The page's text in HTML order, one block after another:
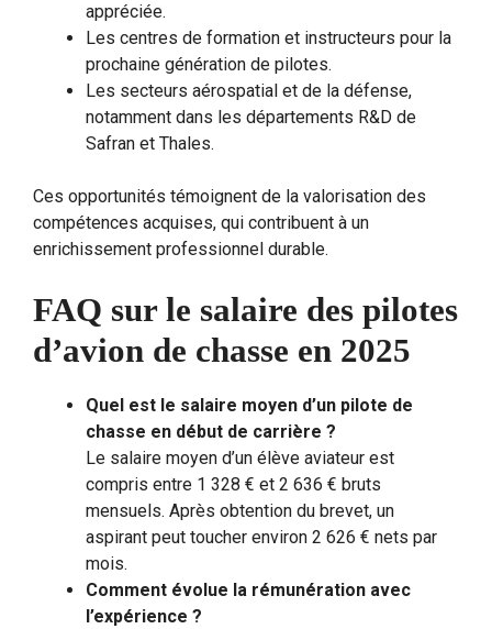
appréciée.
Les centres de formation et instructeurs pour la
prochaine génération de pilotes.
Les secteurs aérospatial et de la défense,
notamment dans les départements R&D de
Safran et Thales.
Ces opportunités témoignent de la valorisation des
compétences acquises, qui contribuent à un
enrichissement professionnel durable.
FAQ sur le salaire des pilotes
d’avion de chasse en 2025
Quel est le salaire moyen d’un pilote de
chasse en début de carrière ?
Le salaire moyen d’un élève aviateur est
compris entre 1 328 € et 2 636 € bruts
mensuels. Après obtention du brevet, un
aspirant peut toucher environ 2 626 € nets par
mois.
Comment évolue la rémunération avec
l’expérience ?